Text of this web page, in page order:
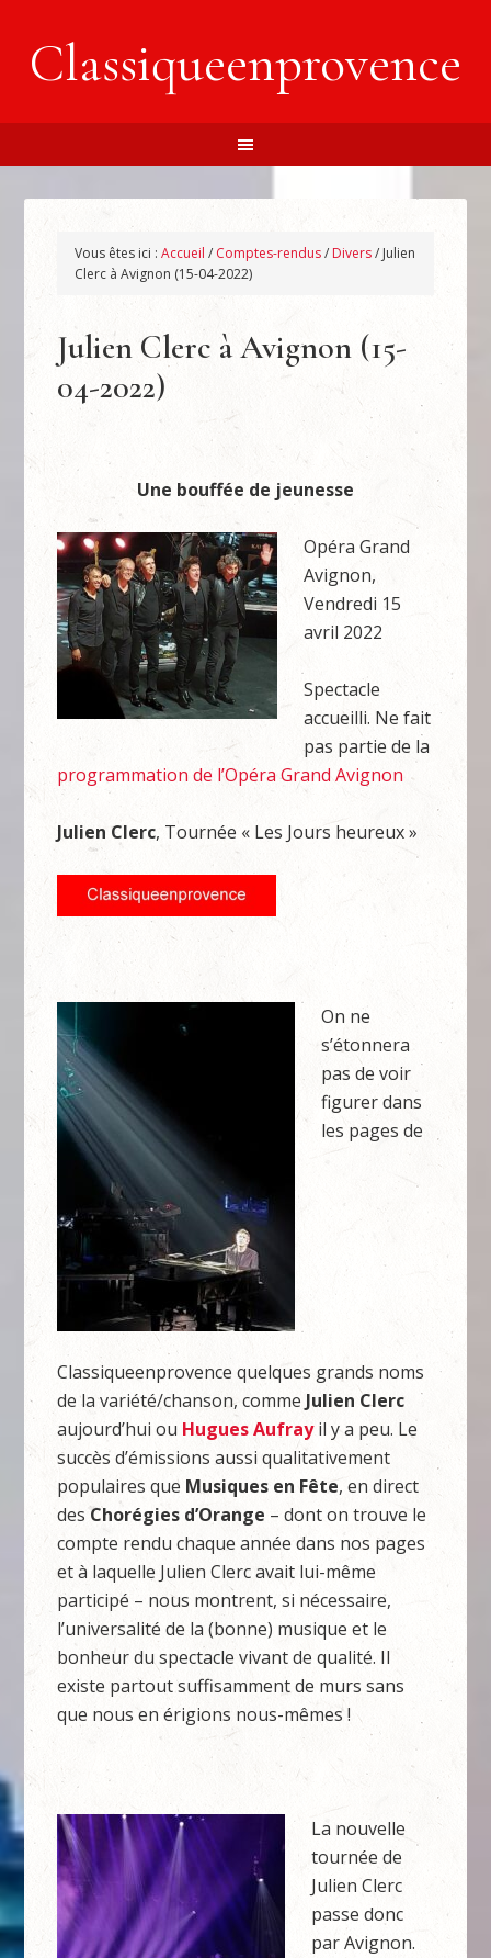
Classiqueenprovence
Vous êtes ici :Accueil / Comptes-rendus/ Divers/ Julien
Clerc à Avignon (15-04-2022)
Julien Clerc à Avignon (15-
04-2022)
Une bouffée de jeunesse
Opéra Grand
Avignon,
Vendredi 15
avril 2022
Spectacle
accueilli. Ne fait
pas partie de la
programmation de l’Opéra Grand Avignon
Julien Clerc, Tournée « Les Jours heureux »
On ne
s’étonnera
pas de voir
figurer dans
les pages de
Classiqueenprovence quelques grands noms
de la variété/chanson, comme Julien Clerc
aujourd’hui ou Hugues Aufrayil y a peu. Le
succès d’émissions aussi qualitativement
populaires que Musiques en Fête, en direct
desChorégies d’Orange – dont on trouve le
compte rendu chaque année dans nos pages
et à laquelle Julien Clerc avait lui-même
participé – nous montrent, si nécessaire,
l’universalité de la (bonne) musique et le
bonheur du spectacle vivant de qualité. Il
existe partout suffisamment de murs sans
que nous en érigions nous-mêmes !
La nouvelle
tournée de
Julien Clerc
passe donc
par Avignon.